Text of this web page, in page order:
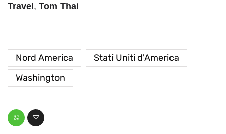
Travel, Tom Thai
Nord America
Stati Uniti d'America
Washington